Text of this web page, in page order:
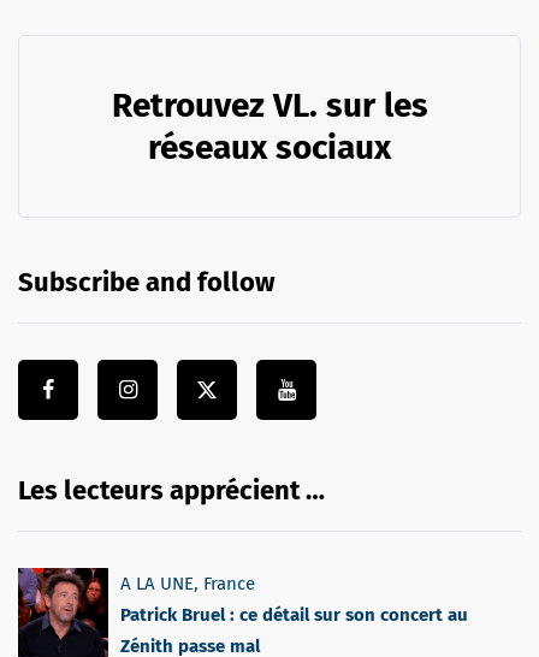
Retrouvez VL. sur les
réseaux sociaux
Subscribe and follow
Les lecteurs apprécient …
A LA UNE, France
Patrick Bruel : ce détail sur son concert au
Zénith passe mal